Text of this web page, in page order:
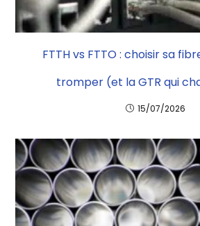
FTTH vs FTTO : choisir sa
tromper (et la GTR qui
15/07/2026